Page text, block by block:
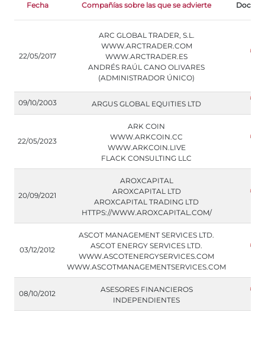
Fecha Compañías sobre las que se advierte
22/05/2017
ARC GLOBAL TRADER, S.L.
WWW.ARCTRADER.COM
WWW.ARCTRADER.ES
ANDRÉS RAÚL CANO OLIVARES
(ADMINISTRADOR ÚNICO)
09/10/2003 ARGUS GLOBAL EQUITIES LTD
22/05/2023
ARK COIN
WWW.ARKCOIN.CC
WWW.ARKCOIN.LIVE
FLACK CONSULTING LLC
20/09/2021
AROXCAPITAL
AROXCAPITAL LTD
AROXCAPITAL TRADING LTD
HTTPS://WWW.AROXCAPITAL.COM/
03/12/2012
ASCOT MANAGEMENT SERVICES LTD.
ASCOT ENERGY SERVICES LTD.
WWW.ASCOTENERGYSERVICES.COM
WWW.ASCOTMANAGEMENTSERVICES.COM
08/10/2012
ASESORES FINANCIEROS
INDEPENDIENTES